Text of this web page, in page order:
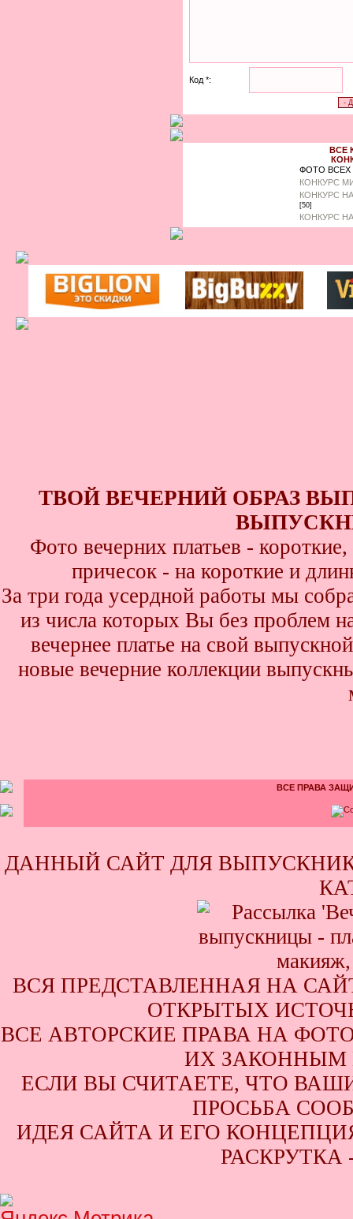
Код *:
ВСЕ
ФОТО ВСЕХ
КОНКУРС
КОНКУРС
[50]
КОНКУРС
ТВОЙ ВЕЧЕРНИЙ ОБРАЗ
Фото вечерних платьев -
причесок - на короткие и
За три года усердной работы мы
из числа которых Вы без проблем
вечернее платье на свой
новые вечерние коллекции
ВСЕ ПРАВА
ДАННЫЙ САЙТ ДЛЯ
ВСЯ ПРЕДСТАВЛЕННАЯ НА
ОТКРЫТЫХ
ВСЕ АВТОРСКИЕ ПРАВА НА
ИХ ЗАКОННЫМ
ЕСЛИ ВЫ СЧИТАЕТЕ, ЧТО
ПРОСЬБА
ИДЕЯ САЙТА И ЕГО КОНЦЕПЦИЯ
РАСКРУТКА -